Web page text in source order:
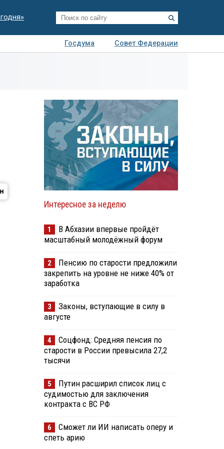
Госдума
Совет Федерации
Интересное за неделю
1
В Абхазии впервые пройдёт
масштабный молодёжный форум
2
Пенсию по старости предложили
закрепить на уровне не ниже 40% от
заработка
3
Законы, вступающие в силу в
августе
4
Соцфонд: Средняя пенсия по
старости в России превысила 27,2
тысячи
5
Путин расширил список лиц с
судимостью для заключения
контракта с ВС РФ
6
Сможет ли ИИ написать оперу и
спеть арию